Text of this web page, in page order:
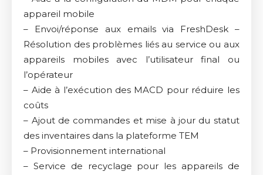
appareil mobile
– Envoi/réponse aux emails via FreshDesk –
Résolution des problèmes liés au service ou aux
appareils mobiles avec l’utilisateur final ou
l’opérateur
– Aide à l’exécution des MACD pour réduire les
coûts
– Ajout de commandes et mise à jour du statut
des inventaires dans la plateforme TEM
– Provisionnement international
– Service de recyclage pour les appareils de